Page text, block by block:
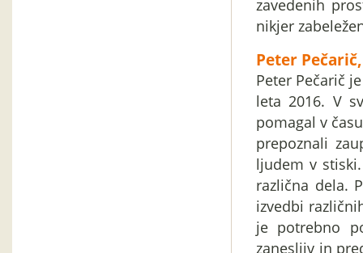
zavedenih
nikjer
Peter
Peter Pečarič
leta 2016. V
pomagal v
prepoznali
ljudem v
različna dela.
izvedbi
je potrebno
zanesljiv in